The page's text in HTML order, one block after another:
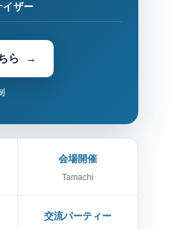
イザー
ら
会場開催
Tamachi
交流パーティー